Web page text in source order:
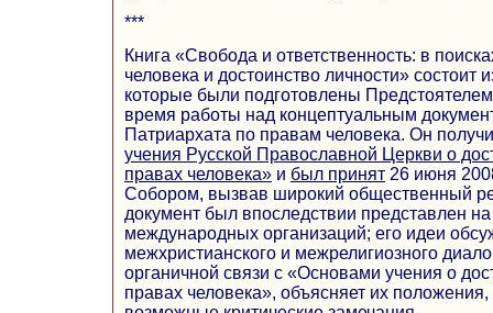
***
Книга «Свобода и ответственность: в
человека и достоинство личности» состоит
которые были подготовлены
время работы над концептуальным
Патриархата по правам человека. Он
учения Русской Православной Церкви о
правах человека» и был принят 26 июня
Собором, вызвав широкий общественный
документ был впоследствии представлен
международных организаций; его идеи
межхристианского и межрелигиозного
органичной связи с «Основами учения о
правах человека», объясняет их положения,